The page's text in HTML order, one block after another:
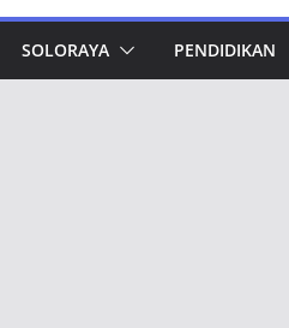
SOLORAYA PENDIDIKAN